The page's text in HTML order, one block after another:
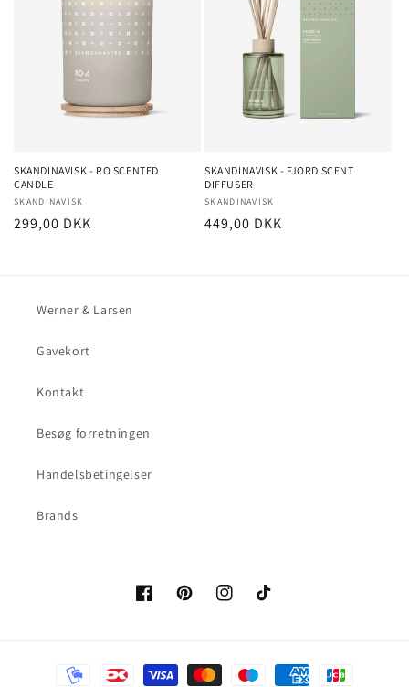
SKANDINAVISK - RO SCENTED
CANDLE
Forhandler:
SKANDINAVISK
Normalpris
299,00 DKK
SKANDINAVISK - FJORD SCENT
DIFFUSER
Forhandler:
SKANDINAVISK
Normalpris
449,00 DKK
Werner & Larsen
Gavekort
Kontakt
Besøg forretningen
Handelsbetingelser
Brands
FacebookPinterestInstagramTikTok
Betalingsmetoder